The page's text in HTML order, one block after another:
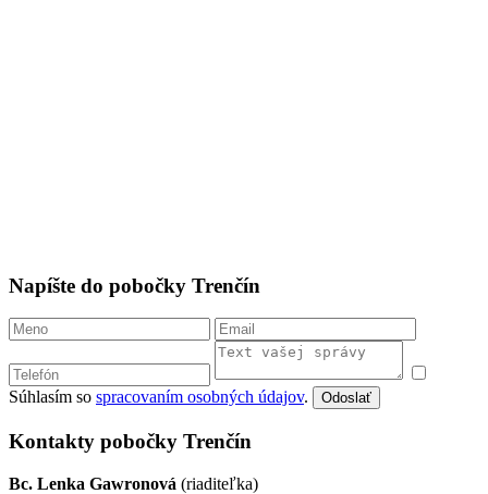
Napíšte do pobočky Trenčín
Súhlasím so spracovaním osobných údajov. Odoslať
Kontakty pobočky Trenčín
Bc. Lenka Gawronová (riaditeľka)